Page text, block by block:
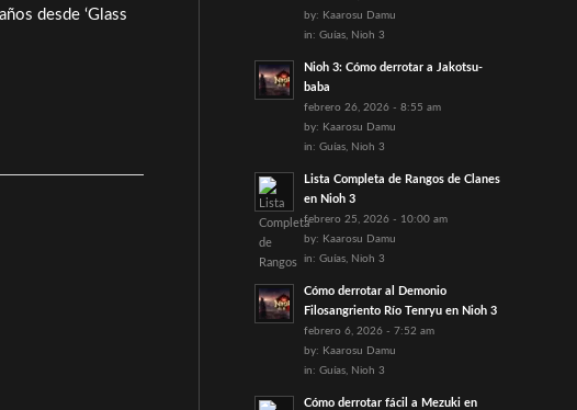
desde ‘Glass
by: Kaarosu Damu
in: Guías, Nioh 3
Nioh 3: Cómo derrotar a Jakotsu-
baba
febrero 26, 2026 - 8:55 am
by: Kaarosu Damu
in: Guías, Nioh 3
Lista Completa de Rangos de Clanes
en Nioh 3
febrero 25, 2026 - 10:00 am
by: Kaarosu Damu
in: Guías, Nioh 3
Cómo derrotar al Demonio
Filosangriento Río Tenryu en Nioh 3
febrero 6, 2026 - 7:52 am
by: Kaarosu Damu
in: Guías, Nioh 3
Cómo derrotar fácil a Mezuki en